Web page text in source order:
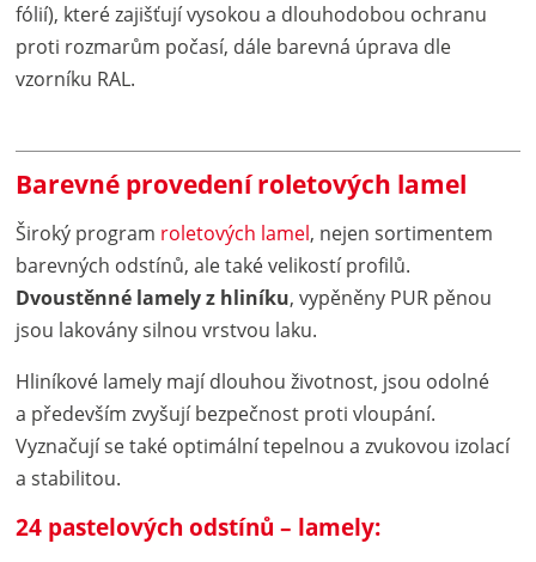
fólií), které zajišťují vysokou a dlouhodobou ochranu
proti rozmarům počasí, dále barevná úprava dle
vzorníku RAL.
Barevné provedení roletových lamel
Široký program roletových lamel, nejen sortimentem
barevných odstínů, ale také velikostí profilů.
Dvoustěnné lamely z hliníku, vypěněny PUR pěnou
jsou lakovány silnou vrstvou laku.
Hliníkové lamely mají dlouhou životnost, jsou odolné
a především zvyšují bezpečnost proti vloupání.
Vyznačují se také optimální tepelnou a zvukovou izolací
a stabilitou.
24 pastelových odstínů – lamely: